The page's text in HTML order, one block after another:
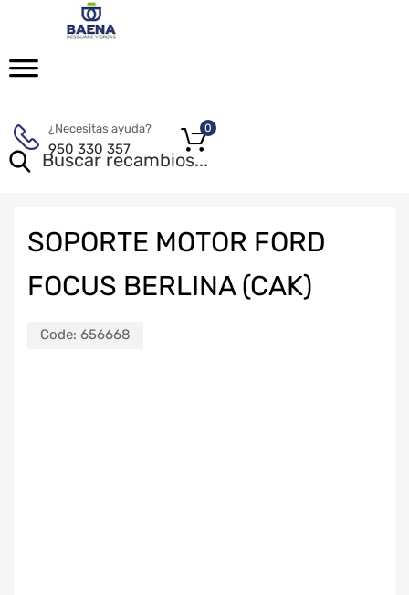
¿Necesitas ayuda?
950 330 357
0
SOPORTE MOTOR FORD
FOCUS BERLINA (CAK)
Code: 656668